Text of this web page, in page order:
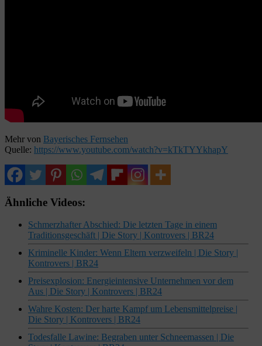
Mehr von Bayerisches Fernsehen
Quelle: https://www.youtube.com/watch?v=kTkTYYkhapY
Ähnliche Videos:
Schmerzhafter Abschied: Die letzten Tage in einem
Traditionsgeschäft | Die Story | Kontrovers | BR24
Kriminelle Kinder: Wenn Eltern verzweifeln | Die Story |
Kontrovers | BR24
Preisexplosion: Energieintensive Unternehmen vor dem
Aus | Die Story | Kontrovers | BR24
Wahre Kosten: Der harte Kampf um Lebensmittelpreise |
Die Story | Kontrovers | BR24
Todesfalle Lawine: Begraben unter Schneemassen | Die